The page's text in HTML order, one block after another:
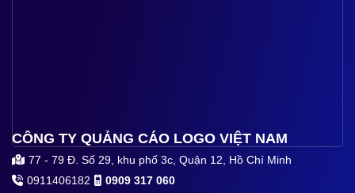
CÔNG TY QUẢNG CÁO LOGO VIỆT NAM
77 - 79 Đ. Số 29, khu phố 3c, Quận 12, Hồ Chí Minh
0911406182
0909 317 060